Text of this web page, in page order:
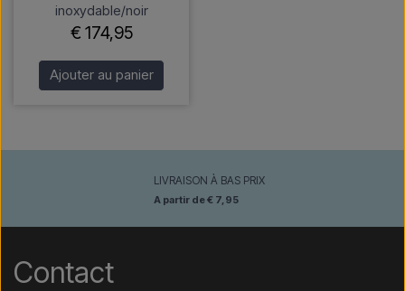
inoxydable/noir
€ 174,95
Ajouter au panier
LIVRAISON À BAS PRIX
A partir de € 7,95
Contact